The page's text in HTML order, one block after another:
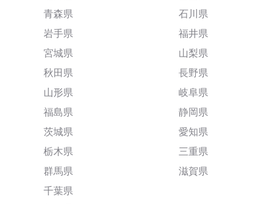
青森県
岩手県
宮城県
秋田県
山形県
福島県
茨城県
栃木県
群馬県
千葉県
石川県
福井県
山梨県
長野県
岐阜県
静岡県
愛知県
三重県
滋賀県